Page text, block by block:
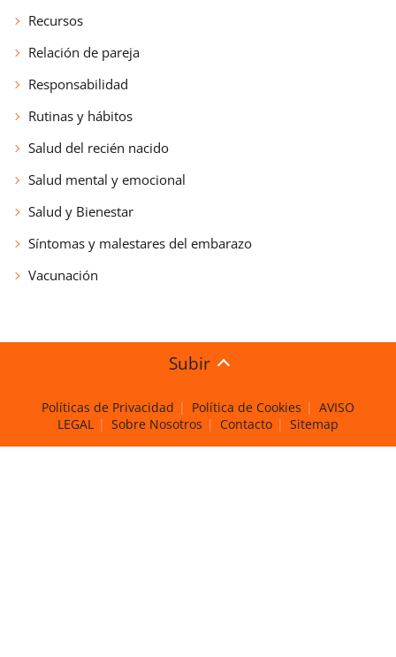
Recursos
Relación de pareja
Responsabilidad
Rutinas y hábitos
Salud del recién nacido
Salud mental y emocional
Salud y Bienestar
Síntomas y malestares del embarazo
Vacunación
Subir
Políticas de Privacidad Política de Cookies
AVISO
LEGAL
Sobre Nosotros Contacto Sitemap